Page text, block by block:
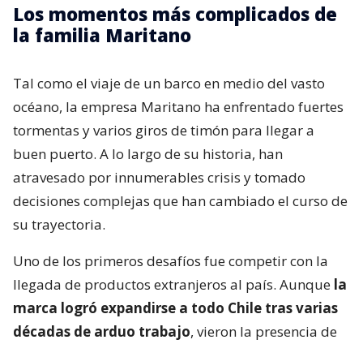
Los momentos más complicados de
la familia Maritano
Tal como el viaje de un barco en medio del vasto
océano, la empresa Maritano ha enfrentado fuertes
tormentas y varios giros de timón para llegar a
buen puerto. A lo largo de su historia, han
atravesado por innumerables crisis y tomado
decisiones complejas que han cambiado el curso de
su trayectoria.
Uno de los primeros desafíos fue competir con la
llegada de productos extranjeros al país. Aunque la
marca logró expandirse a todo Chile tras varias
décadas de arduo trabajo, vieron la presencia de